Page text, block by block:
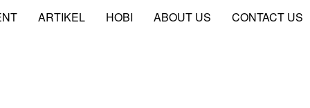
ARTIKEL HOBI ABOUT US CONTACT US